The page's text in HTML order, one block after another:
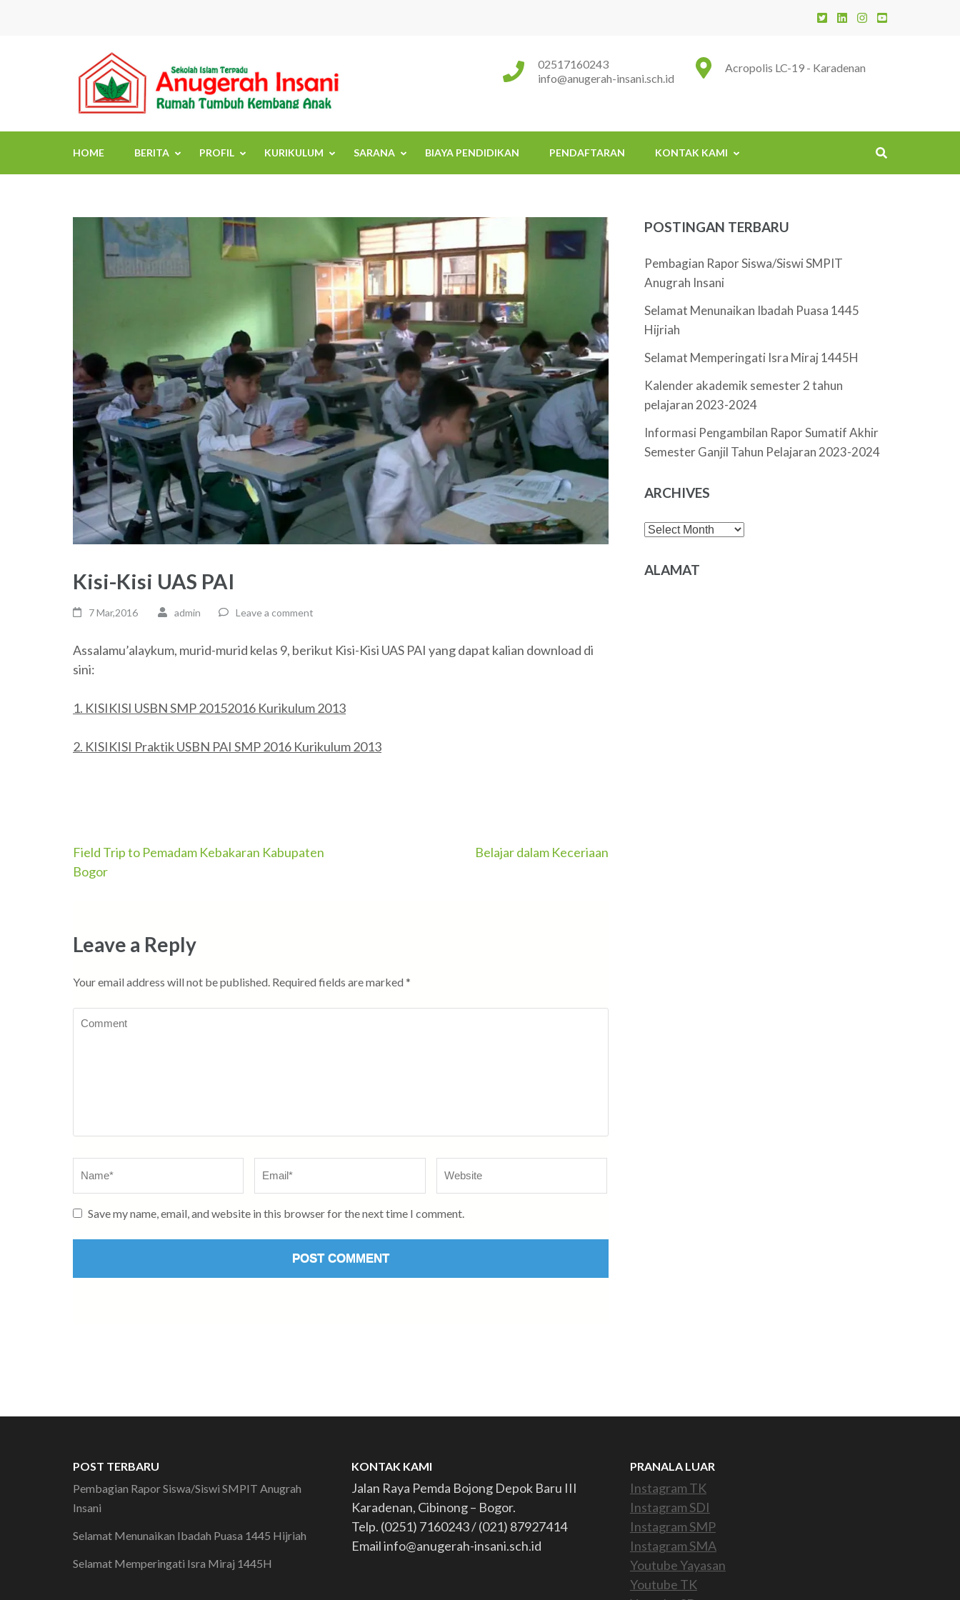
Sekolah Islam Terpadu Anugerah Insani Acropolis LC-19 - Karadenan
02517160243
info@anugerah-insani.sch.id
HOME BERITA PROFIL KURIKULUM SARANA BIAYA PENDIDIKAN PENDAFTARAN KONTAK KAMI
Kisi-Kisi UAS PAI
7 Mar,2016 admin Leave a comment
Assalamu’alaykum, murid-murid kelas 9, berikut Kisi-Kisi UAS PAI yang dapat kalian download di
sini:
1. KISIKISI USBN SMP 20152016 Kurikulum 2013
2. KISIKISI Praktik USBN PAI SMP 2016 Kurikulum 2013
Post
navigation
Field Trip to Pemadam Kebakaran Kabupaten
Bogor
Belajar dalam Keceriaan
Leave a Reply
Your email address will not be published. Required fields are marked *
Save my name, email, and website in this browser for the next time I comment.
POSTINGAN TERBARU
Pembagian Rapor Siswa/Siswi SMPIT
Anugrah Insani
Selamat Menunaikan Ibadah Puasa 1445
Hijriah
Selamat Memperingati Isra Miraj 1445H
Kalender akademik semester 2 tahun
pelajaran 2023-2024
Informasi Pengambilan Rapor Sumatif Akhir
Semester Ganjil Tahun Pelajaran 2023-2024
ARCHIVES
Archives
ALAMAT
POST TERBARU
Pembagian Rapor Siswa/Siswi SMPIT Anugrah
Insani
Selamat Menunaikan Ibadah Puasa 1445 Hijriah
Selamat Memperingati Isra Miraj 1445H
KONTAK KAMI
Jalan Raya Pemda Bojong Depok Baru III
Karadenan, Cibinong – Bogor.
Telp. (0251) 7160243 / (021) 87927414
Email info@anugerah-insani.sch.id
PRANALA LUAR
Instagram TK
Instagram SDI
Instagram SMP
Instagram SMA
Youtube Yayasan
Youtube TK